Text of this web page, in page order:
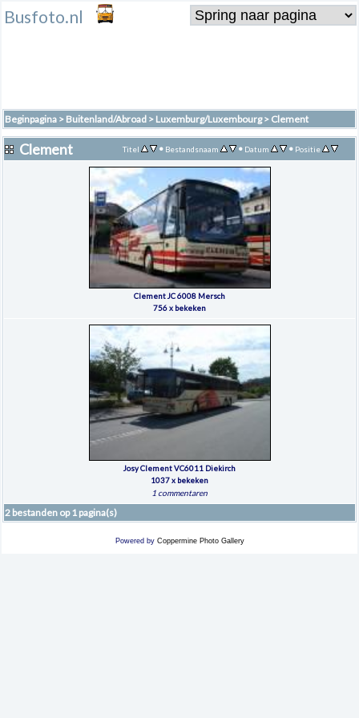
Busfoto.nl
Beginpagina > Buitenland/Abroad > Luxemburg/Luxembourg> Clement
Clement Titel • Bestandsnaam • Datum • Positie
Clement JC 6008 Mersch
756 x bekeken
Josy Clement VC6011 Diekirch
1037 x bekeken
1 commentaren
2 bestanden op 1 pagina(s)
Powered by Coppermine Photo Gallery